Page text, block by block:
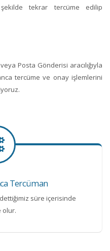
tekrar tercüme edilip
Posta Gönderisi aracılığıyla
tercüme ve onay işlemlerini
Tercüman
süre içerisinde
olur.